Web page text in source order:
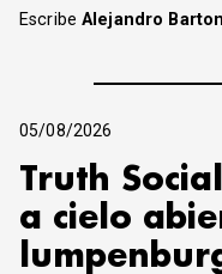
EscribeAlejandro Barton
05/08/2026
Truth
a cielo